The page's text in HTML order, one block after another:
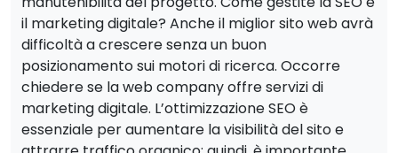
il marketing digitale? Anche il miglior sito web avrà
difficoltà a crescere senza un buon
posizionamento sui motori di ricerca. Occorre
chiedere se la web company offre servizi di
marketing digitale. L’ottimizzazione SEO è
essenziale per aumentare la visibilità del sito e